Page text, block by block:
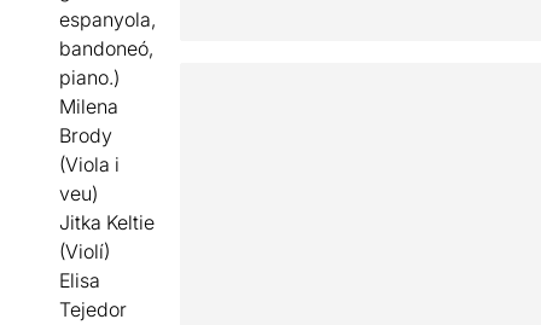
espanyola,
bandoneó,
piano.)
Milena
Brody
(Viola i
veu)
Jitka Keltie
(Violí)
Elisa
Tejedor